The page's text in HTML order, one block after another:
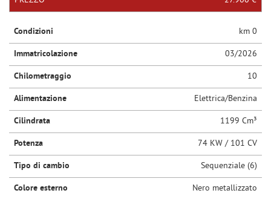
AREA COMMERCIANTI
Condizioni km 0
Immatricolazione 03/2026
Chilometraggio 10
Alimentazione Elettrica/Benzina
Cilindrata 1199 Cm³
Potenza 74 KW / 101 CV
Tipo di cambio Sequenziale (6)
Colore esterno Nero metallizzato
questi
di
si
rimanda
cookie
policy.
Puoi
rivedere
e
modificare
le
tue
scelte